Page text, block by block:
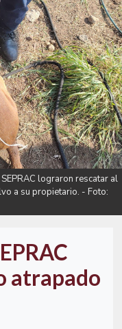
lograron rescatar al
a su propietario. - Foto:
atrapado